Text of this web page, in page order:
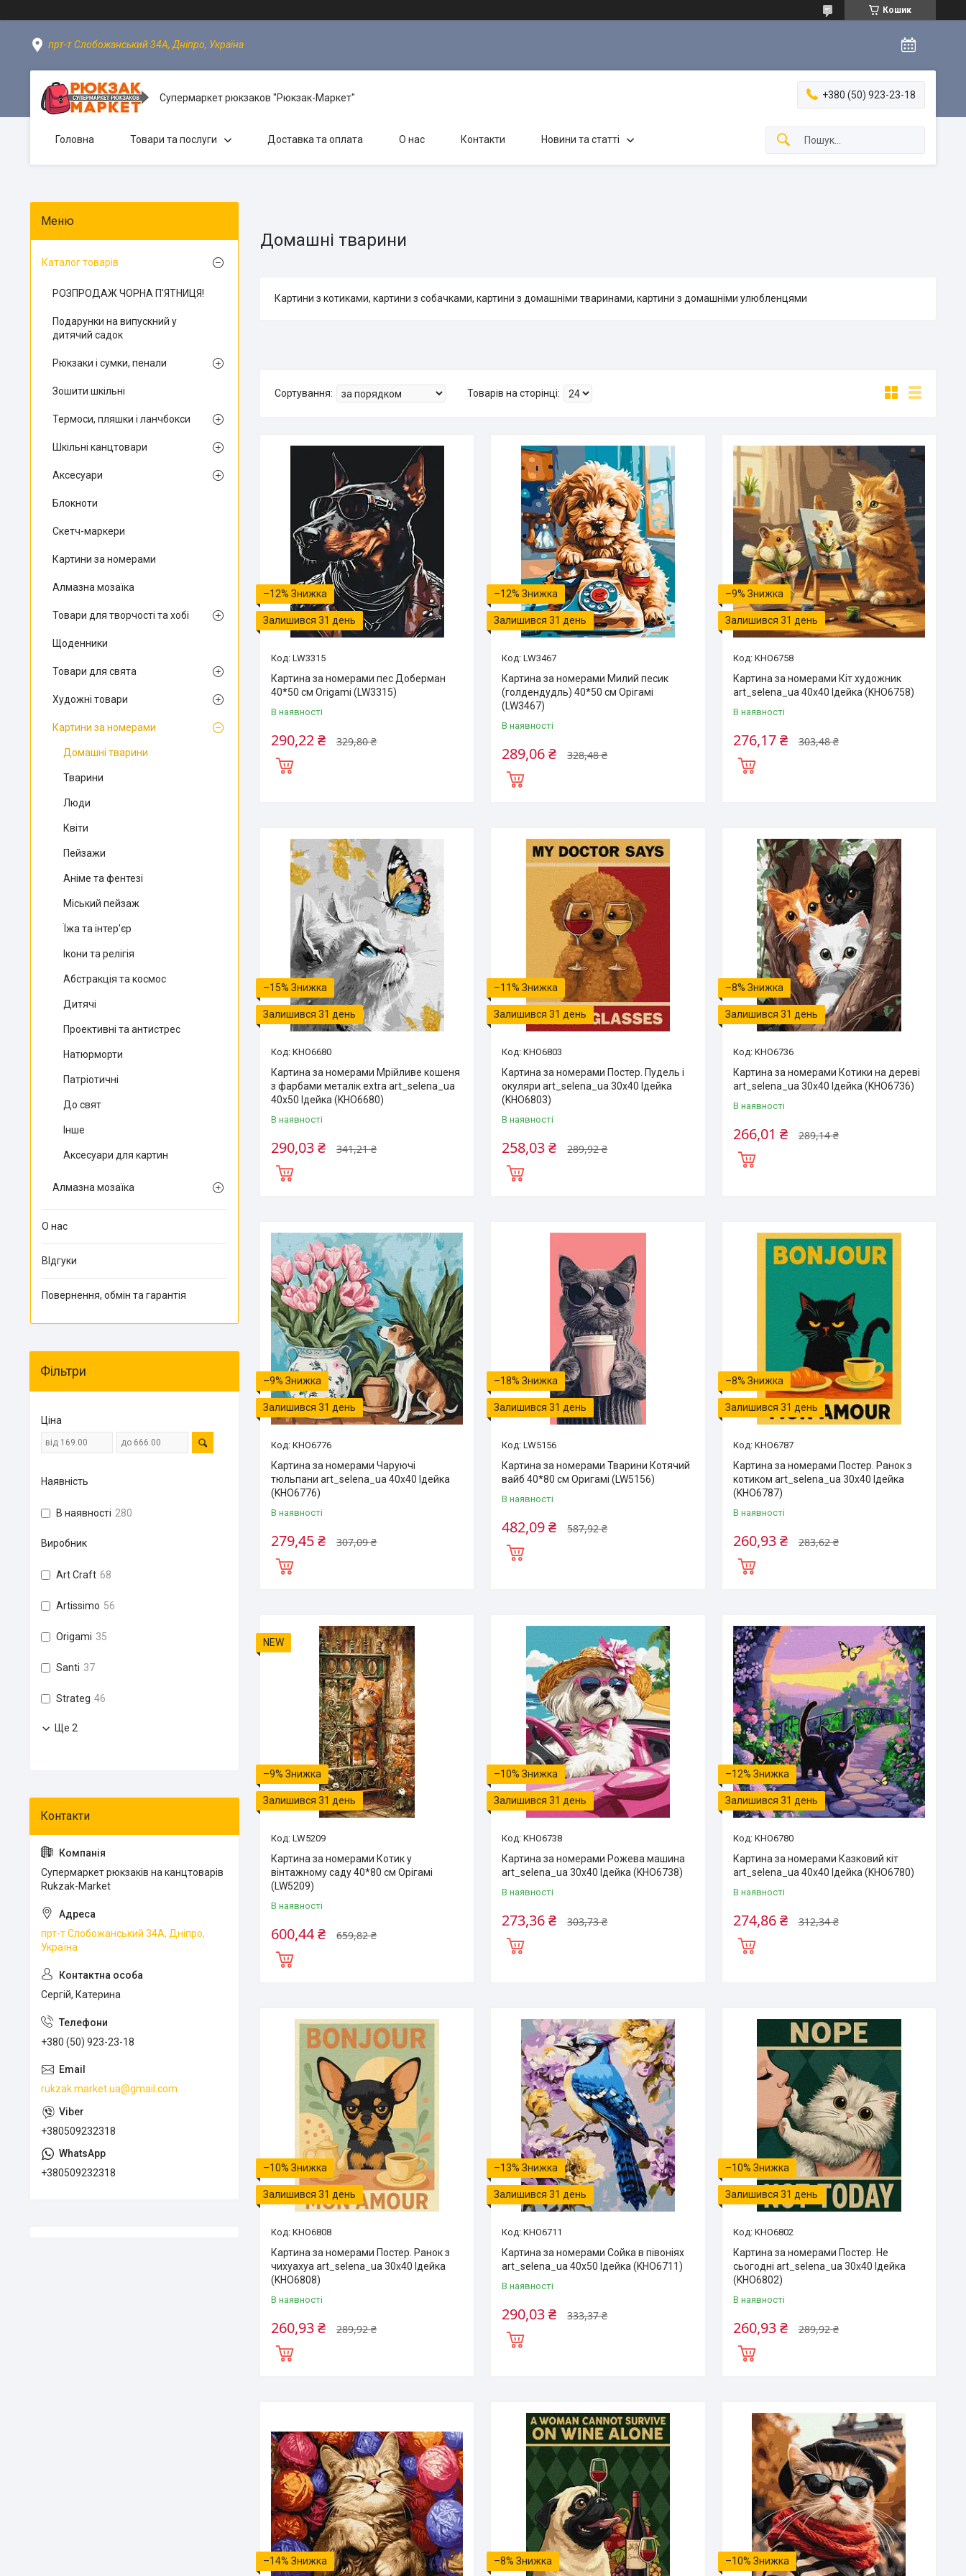
Кошик
прт-т Слобожанський 34А, Дніпро, Україна
Супермаркет рюкзаков "Рюкзак-Маркет" +380 (50) 923-23-18
Головна Товари та послуги Доставка та оплата О нас Контакти Новини та статті
Домашні тварини
Картини з котиками, картини з собачками, картини з домашніми тваринами, картини з домашніми улюбленцями
–12%
Залишився 31 день
LW3315
Картина за номерами пес Доберман
40*50 см Origamі (LW3315)
В наявності
329,80 ₴
290,22 ₴
–12%
Залишився 31 день
LW3467
Картина за номерами Милий песик
(голдендудль) 40*50 см Орігамі
(LW3467)
В наявності
328,48 ₴
289,06 ₴
–9%
Залишився 31 день
KHO6758
Картина за номерами Кіт художник
art_selena_ua 40х40 Ідейка (KHO6758)
В наявності
303,48 ₴
276,17 ₴
–15%
Залишився 31 день
KHO6680
Картина за номерами Мрійливе кошеня
з фарбами металік extra art_selena_ua
40х50 Ідейка (KHO6680)
В наявності
341,21 ₴
290,03 ₴
–11%
Залишився 31 день
KHO6803
Картина за номерами Постер. Пудель і
окуляри art_selena_ua 30х40 Ідейка
(KHO6803)
В наявності
289,92 ₴
258,03 ₴
–8%
Залишився 31 день
KHO6736
Картина за номерами Котики на дереві
art_selena_ua 30х40 Ідейка (KHO6736)
В наявності
289,14 ₴
266,01 ₴
–9%
Залишився 31 день
KHO6776
Картина за номерами Чаруючі
тюльпани art_selena_ua 40х40 Ідейка
(KHO6776)
В наявності
307,09 ₴
279,45 ₴
–18%
Залишився 31 день
LW5156
Картина за номерами Тварини Котячий
вайб 40*80 см Оригамі (LW5156)
В наявності
587,92 ₴
482,09 ₴
–8%
Залишився 31 день
KHO6787
Картина за номерами Постер. Ранок з
котиком art_selena_ua 30х40 Ідейка
(KHO6787)
В наявності
283,62 ₴
260,93 ₴
NEW
–9%
Залишився 31 день
LW5209
Картина за номерами Котик у
вінтажному саду 40*80 см Орігамі
(LW5209)
В наявності
659,82 ₴
600,44 ₴
–10%
Залишився 31 день
KHO6738
Картина за номерами Рожева машина
art_selena_ua 30х40 Ідейка (KHO6738)
В наявності
303,73 ₴
273,36 ₴
–12%
Залишився 31 день
KHO6780
Картина за номерами Казковий кіт
art_selena_ua 40х40 Ідейка (KHO6780)
В наявності
312,34 ₴
274,86 ₴
–10%
Залишився 31 день
KHO6808
Картина за номерами Постер. Ранок з
чихуахуа art_selena_ua 30х40 Ідейка
(KHO6808)
В наявності
289,92 ₴
260,93 ₴
–13%
Залишився 31 день
KHO6711
Картина за номерами Сойка в півоніях
art_selena_ua 40х50 Ідейка (KHO6711)
В наявності
333,37 ₴
290,03 ₴
–10%
Залишився 31 день
KHO6802
Картина за номерами Постер. Не
сьогодні art_selena_ua 30х40 Ідейка
(KHO6802)
В наявності
289,92 ₴
260,93 ₴
–14% –8% –10%
Каталог товарів
РОЗПРОДАЖ ЧОРНА П'ЯТНИЦЯ!
Подарунки на випускний у
дитячий садок
Рюкзаки і сумки, пенали
Зошити шкільні
Термоси, пляшки і ланчбокси
Шкільні канцтовари
Аксесуари
Блокноти
Скетч-маркери
Картини за номерами
Алмазна мозаїка
Товари для творчості та хобі
Щоденники
Товари для свята
Художні товари
Картини за номерами
Домашні тварини
Тварини
Люди
Квіти
Пейзажи
Аніме та фентезі
Міський пейзаж
Їжа та інтер'єр
Ікони та релігія
Абстракція та космос
Дитячі
Проективні та антистрес
Натюрморти
Патріотичні
До свят
Інше
Аксесуари для картин
Алмазна мозаїка
О нас
ВІдгуки
Повернення, обмін та гарантія
Фільтри
Ціна
Наявність
В наявності 280
Виробник
Art Craft 68
Artissimo 56
Origami 35
Santi 37
Strateg 46
Ще 2
Супермаркет рюкзаків на канцтоварів
Rukzak-Market
прт-т Слобожанський 34А, Дніпро,
Україна
Сергій, Катерина
+380 (50) 923-23-18
rukzak.market.ua@gmail.com
+380509232318
+380509232318